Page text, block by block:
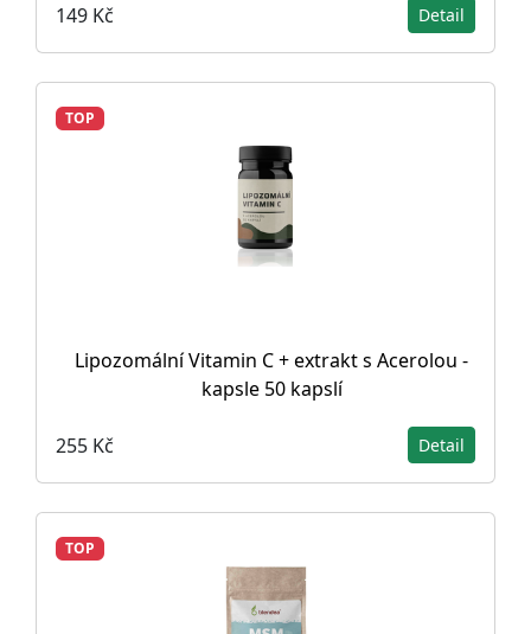
149 Kč Detail
TOP
Lipozomální Vitamin C + extrakt s Acerolou -
kapsle 50 kapslí
255 Kč Detail
TOP